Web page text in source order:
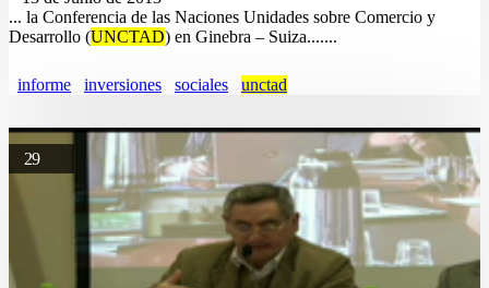
... la Conferencia de las Naciones Unidades sobre Comercio y
Desarrollo (UNCTAD) en Ginebra – Suiza.......
informe inversiones sociales unctad
29